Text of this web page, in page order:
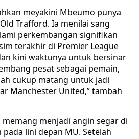
meyakini Mbeumo punya
Trafford. Ia menilai sang
perkembangan signifikan
terakhir di Premier League
kini waktunya untuk bersinar
pesat sebagai pemain,
cukup matang untuk jadi
Manchester United,” tambah
menjadi angin segar di
lini depan MU. Setelah